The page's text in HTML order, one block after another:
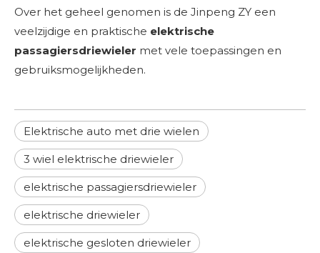
Over het geheel genomen is de Jinpeng ZY een
veelzijdige en praktische elektrische
passagiersdriewieler met vele toepassingen en
gebruiksmogelijkheden.
Elektrische auto met drie wielen
3 wiel elektrische driewieler
elektrische passagiersdriewieler
elektrische driewieler
elektrische gesloten driewieler